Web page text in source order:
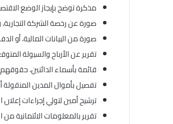
مذكرة توضح بإيجاز الوضع
صورة عن رخصة الشركة
صورة من البيانات المالية، أو
تقرير عن الأرباح والسيولة
قائمة بأسماء الدائنين،
تفصيل بأموال المدين المنقولة
ترشيح أمين لتولي إجراءات
تقرير بالمعلومات الائتمانية